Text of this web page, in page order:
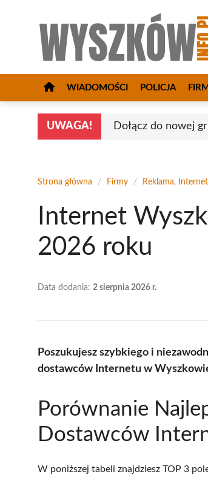
WIADOMOŚCI POLICJA
UWAGA! Dołącz do nowej
Strona główna / Firmy / Reklama, Internet
Internet
2026 roku
Data dodania: 2 sierpnia 2026 r.
Poszukujesz szybkiego i
dostawców Internetu w
Porównanie
Dostawców
W poniższej tabeli znajdziesz TOP 3